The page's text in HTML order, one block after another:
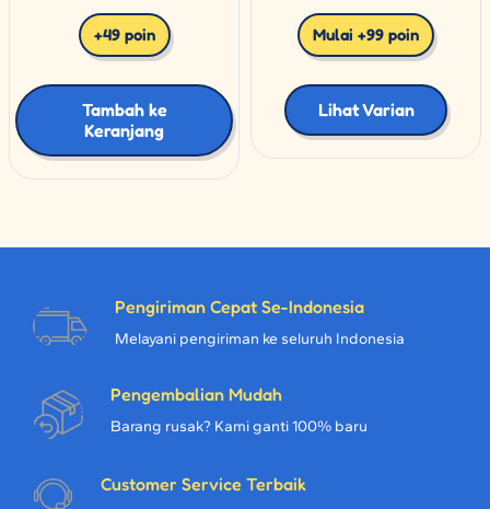
+49 poin
Tambah ke
Keranjang
Mulai +99 poin
Lihat Varian
Pengiriman Cepat Se-Indonesia
Melayani pengiriman ke seluruh Indonesia
Pengembalian Mudah
Barang rusak? Kami ganti 100% baru
Customer Service Terbaik